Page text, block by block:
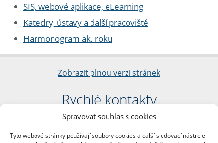
Spravovat souhlas s cookies
Tyto webové stránky používají soubory cookies a další sledovací nástroje
SIS, webové aplikace, eLearning
Katedry, ústavy a další pracoviště
Harmonogram ak. roku
Zobrazit plnou verzi stránek
Rychlé kontakty
Filozofická fakulta
nám. Jana Palacha 1/2